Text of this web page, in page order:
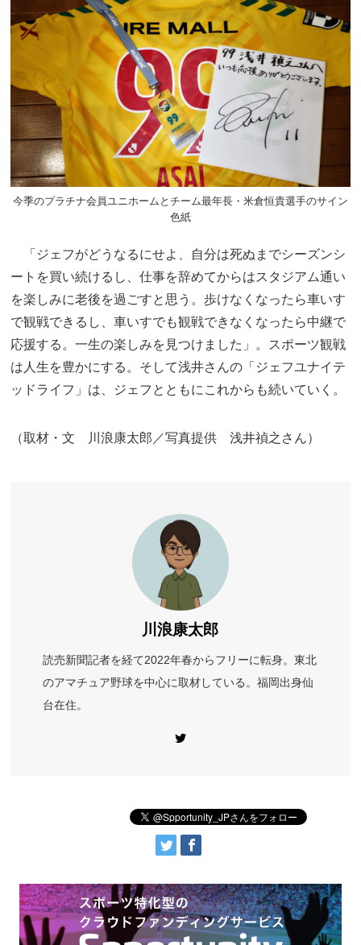
今季のプラチナ会員ユニホームとチーム最年長・米倉恒貴選手のサイン
色紙
「ジェフがどうなるにせよ、自分は死ぬまでシーズンシ
ートを買い続けるし、仕事を辞めてからはスタジアム通い
を楽しみに老後を過ごすと思う。歩けなくなったら車いす
で観戦できるし、車いすでも観戦できなくなったら中継で
応援する。一生の楽しみを見つけました」。スポーツ観戦
は人生を豊かにする。そして浅井さんの「ジェフユナイテ
ッドライフ」は、ジェフとともにこれからも続いていく。
（取材・文 川浪康太郎／写真提供 浅井禎之さん）
川浪康太郎
読売新聞記者を経て2022年春からフリーに転身。東北
のアマチュア野球を中心に取材している。福岡出身仙
台在住。